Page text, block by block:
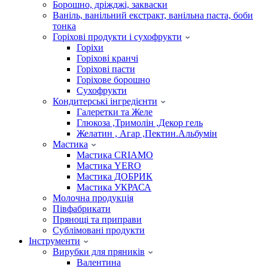
Борошно, дріжджі, закваски
Ваніль, ванільний екстракт, ванільна паста, боби
тонка
Горіхові продукти і сухофрукти
Горіхи
Горіхові кранчі
Горіхові пасти
Горіхове борошно
Сухофрукти
Кондитерські інгредієнти
Галеретки та Желе
Глюкоза ,Тримолін ,Декор гель
Желатин , Агар ,Пектин.Альбумін
Мастика
Мастика CRIAMO
Мастика YERO
Мастика ДОБРИК
Мастика УКРАСА
Молочна продукція
Півфабрикати
Прянощі та приправи
Сублімовані продукти
Інструменти
Вирубки для пряників
Валентина